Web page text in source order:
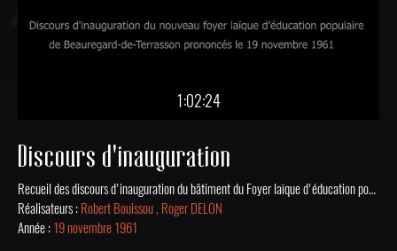
1:02:24
Discours d'inauguration
Recueil des discours d'inauguration du bâtiment du Foyer laïque d'éducation populaire de Beauregard-de-Terrasson prononcés le 19 novembre 1961.
Réalisateurs : Robert Bouissou , Roger DELON
Année : 19 novembre 1961